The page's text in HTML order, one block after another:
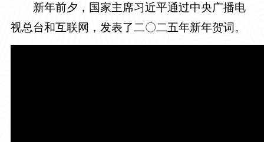
新年前夕，国家主席习近平通过中央广播电
视总台和互联网，发表了二〇二五年新年贺词。